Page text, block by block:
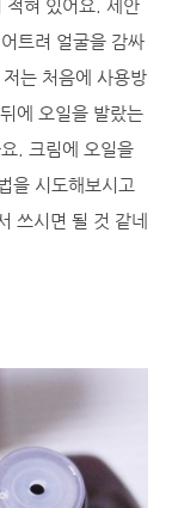
적혀 있어요. 세안
트려 얼굴을 감싸
는 처음에 사용방
에 오일을 발랐는
. 크림에 오일을
을 시도해보시고
쓰시면 될 것 같네